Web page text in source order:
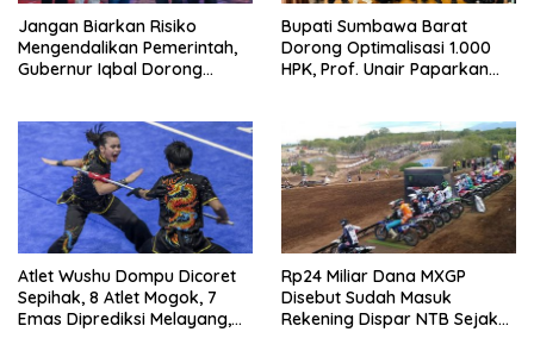
Jangan Biarkan Risiko
Mengendalikan Pemerintah,
Gubernur Iqbal Dorong
Bupati Sumbawa Barat
Dorong Optimalisasi 1.000
HPK, Prof. Unair Paparkan
Atlet Wushu Dompu Dicoret
Sepihak, 8 Atlet Mogok, 7
Emas Diprediksi Melayang,
Rp24 Miliar Dana MXGP
Disebut Sudah Masuk
Rekening Dispar NTB Sejak